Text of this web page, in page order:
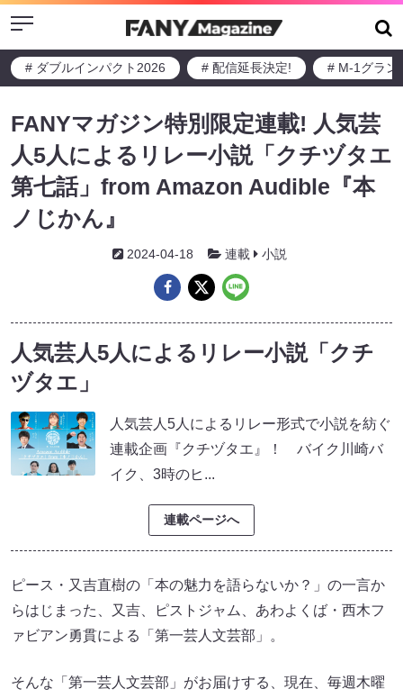
Menu
# ダブルインパクト2026 # 配信延長決定! # M-1グラン
FANYマガジン特別限定連載! 人気芸
人5人によるリレー小説「クチヅタエ
第七話」from Amazon Audible『本
ノじかん』
2024-04-18 連載 小説
人気芸人5人によるリレー小説「クチ
ヅタエ」
人気芸人5人によるリレー形式で小説を紡ぐ
連載企画『クチヅタエ』！ バイク川崎バ
イク、3時のヒ...
連載ページへ
ピース・又吉直樹の「本の魅力を語らないか？」の一言か
らはじまった、又吉、ピストジャム、あわよくば・西木フ
ァビアン勇貫による「第一芸人文芸部」。
そんな「第一芸人文芸部」がお届けする、現在、毎週木曜